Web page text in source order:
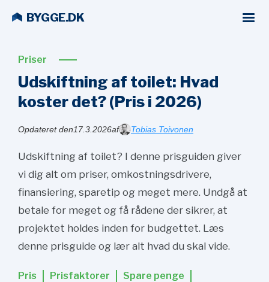
BYGGE.DK
Priser
Udskiftning af toilet: Hvad
koster det? (Pris i 2026)
Opdateret den17.3.2026af Tobias Toivonen
Udskiftning af toilet? I denne prisguiden giver
vi dig alt om priser, omkostningsdrivere,
finansiering, sparetip og meget mere. Undgå at
betale for meget og få rådene der sikrer, at
projektet holdes inden for budgettet. Læs
denne prisguide og lær alt hvad du skal vide.
Pris Prisfaktorer
Spare penge